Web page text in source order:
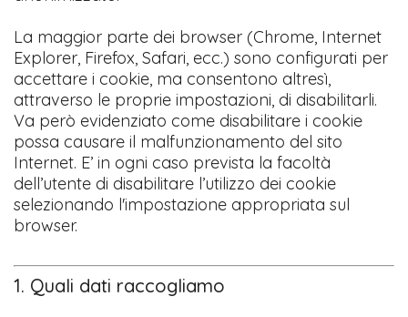
La maggior parte dei browser (Chrome, Internet
Explorer, Firefox, Safari, ecc.) sono configurati per
accettare i cookie, ma consentono altresì,
attraverso le proprie impostazioni, di disabilitarli.
Va però evidenziato come disabilitare i cookie
possa causare il malfunzionamento del sito
Internet. E’ in ogni caso prevista la facoltà
dell’utente di disabilitare l’utilizzo dei cookie
selezionando l'impostazione appropriata sul
browser.
1. Quali dati raccogliamo